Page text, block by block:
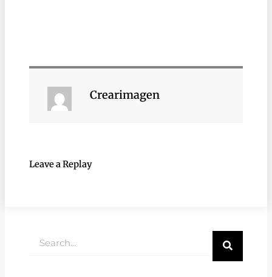
Crearimagen
Leave a Replay